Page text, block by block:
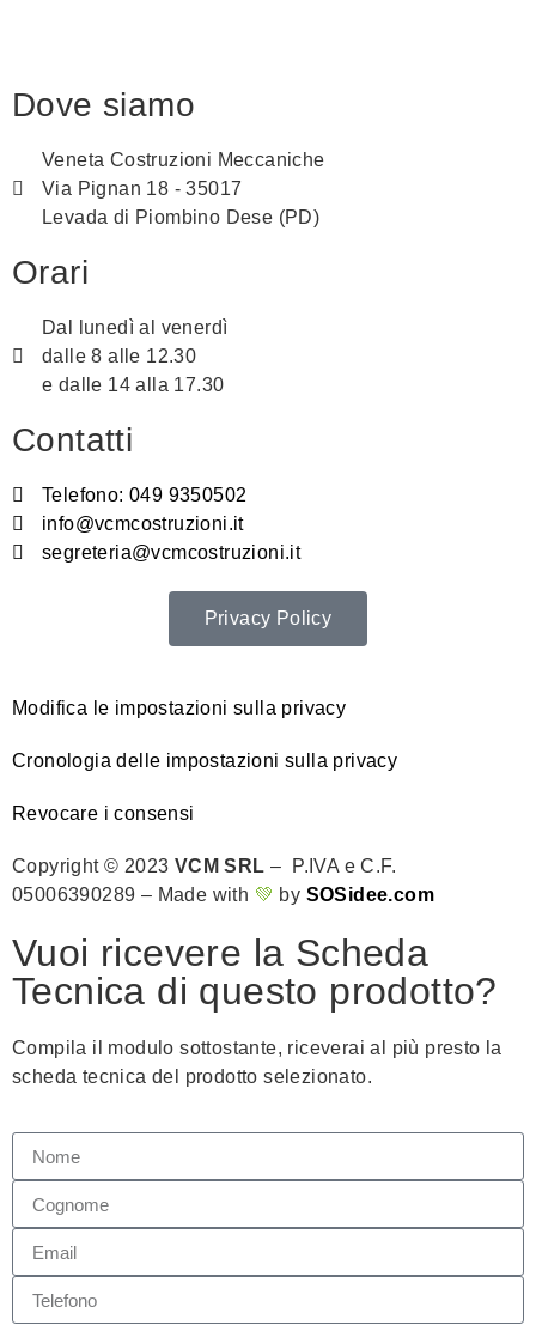
Dove siamo
Veneta Costruzioni Meccaniche
Via Pignan 18 - 35017
Levada di Piombino Dese (PD)
Orari
Dal lunedì al venerdì
dalle 8 alle 12.30
e dalle 14 alla 17.30
Contatti
Telefono: 049 9350502
info@vcmcostruzioni.it
segreteria@vcmcostruzioni.it
Privacy Policy
Modifica le impostazioni sulla privacy
Cronologia delle impostazioni sulla privacy
Revocare i consensi
Copyright © 2023 VCM SRL – P.IVA e C.F.
05006390289 – Made with 💚 by SOSidee.com
Vuoi ricevere la Scheda
Tecnica di questo prodotto?
Compila il modulo sottostante, riceverai al più presto la
scheda tecnica del prodotto selezionato.